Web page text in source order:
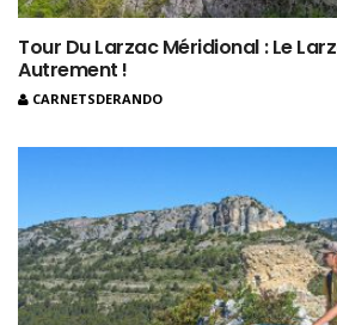
Tour Du Larzac Méridional : Le
Autrement !
CARNETSDERANDO